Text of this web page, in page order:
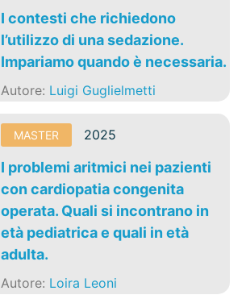
I contesti che richiedono
l’utilizzo di una sedazione.
Impariamo quando è necessaria.
Autore: Luigi Guglielmetti
MASTER 2025
I problemi aritmici nei pazienti
con cardiopatia congenita
operata. Quali si incontrano in
età pediatrica e quali in età
adulta.
Autore: Loira Leoni